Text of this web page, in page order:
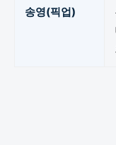
송영(픽업)